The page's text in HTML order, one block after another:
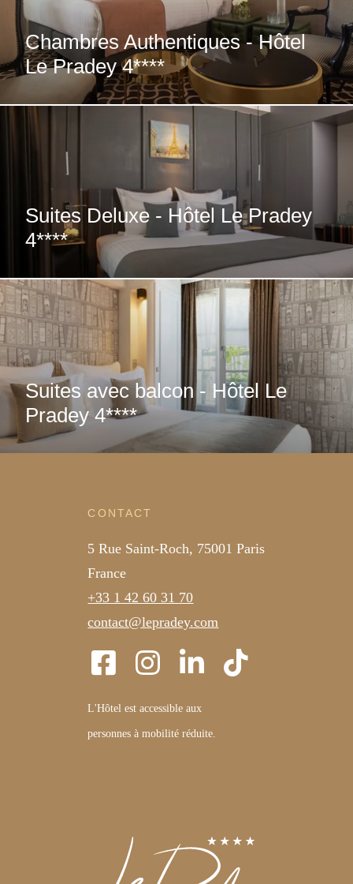
Chambres Authentiques - Hôtel
Le Pradey 4****
Suites Deluxe - Hôtel Le Pradey
4****
Suites avec balcon - Hôtel Le
Pradey 4****
CONTACT
5 Rue Saint-Roch, 75001 Paris
France
+33 1 42 60 31 70
contact@lepradey.com
L'Hôtel est accessible aux
personnes à mobilité réduite.